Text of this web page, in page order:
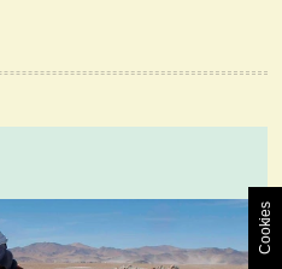
Cookies